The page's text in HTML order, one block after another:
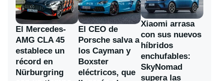
El Mercedes-
AMG CLA 45
establece un
récord en
Nürburgring
El CEO de
Porsche salva a
los Cayman y
Boxster
eléctricos, que
Xiaomi arrasa
con sus nuevos
híbridos
enchufables:
SkyNomad
supera las